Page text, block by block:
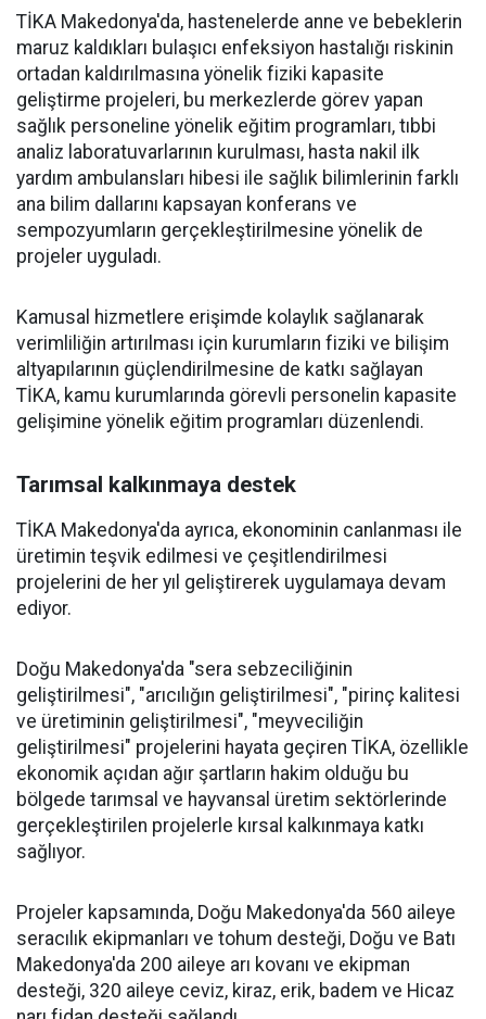
TİKA Makedonya'da, hastenelerde anne ve bebeklerin
maruz kaldıkları bulaşıcı enfeksiyon hastalığı riskinin
ortadan kaldırılmasına yönelik fiziki kapasite
geliştirme projeleri, bu merkezlerde görev yapan
sağlık personeline yönelik eğitim programları, tıbbi
analiz laboratuvarlarının kurulması, hasta nakil ilk
yardım ambulansları hibesi ile sağlık bilimlerinin farklı
ana bilim dallarını kapsayan konferans ve
sempozyumların gerçekleştirilmesine yönelik de
projeler uyguladı.
Kamusal hizmetlere erişimde kolaylık sağlanarak
verimliliğin artırılması için kurumların fiziki ve bilişim
altyapılarının güçlendirilmesine de katkı sağlayan
TİKA, kamu kurumlarında görevli personelin kapasite
gelişimine yönelik eğitim programları düzenlendi.
Tarımsal kalkınmaya destek
TİKA Makedonya'da ayrıca, ekonominin canlanması ile
üretimin teşvik edilmesi ve çeşitlendirilmesi
projelerini de her yıl geliştirerek uygulamaya devam
ediyor.
Doğu Makedonya'da "sera sebzeciliğinin
geliştirilmesi", "arıcılığın geliştirilmesi", "pirinç kalitesi
ve üretiminin geliştirilmesi", "meyveciliğin
geliştirilmesi" projelerini hayata geçiren TİKA, özellikle
ekonomik açıdan ağır şartların hakim olduğu bu
bölgede tarımsal ve hayvansal üretim sektörlerinde
gerçekleştirilen projelerle kırsal kalkınmaya katkı
sağlıyor.
Projeler kapsamında, Doğu Makedonya'da 560 aileye
seracılık ekipmanları ve tohum desteği, Doğu ve Batı
Makedonya'da 200 aileye arı kovanı ve ekipman
desteği, 320 aileye ceviz, kiraz, erik, badem ve Hicaz